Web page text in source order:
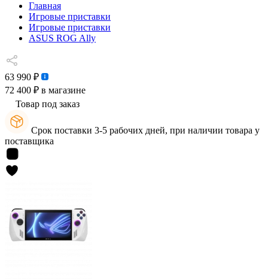
Главная
Игровые приставки
Игровые приставки
ASUS ROG Ally
63 990 ₽
72 400 ₽ в магазине
Товар под заказ
Срок поставки 3-5 рабочих дней, при наличии товара у
поставщика